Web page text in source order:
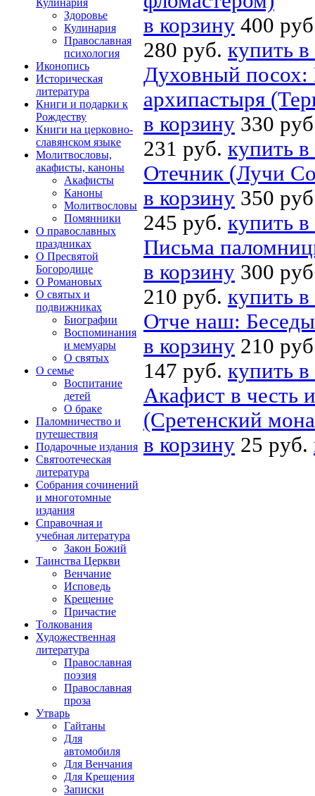
Кулинария
Здоровье
Кулинария
Православная
психология
Иконопись
Историческая
литература
Книги и подарки к
Рождеству
Книги на церковно-
славянском языке
Молитвословы,
акафисты, каноны
Акафисты
Каноны
Молитвословы
Помянники
О православных
праздниках
О Пресвятой
Богородице
О Романовых
О святых и
подвижниках
Биографии
Воспоминания
и мемуары
О святых
О семье
Воспитание
детей
О браке
Паломничество и
путешествия
Подарочные издания
Святоотеческая
литература
Собрания сочинений
и многотомные
издания
Справочная и
учебная литература
Закон Божий
Таинства Церкви
Венчание
Исповедь
Крещение
Причастие
Толкования
Художественная
литература
Православная
поэзия
Православная
проза
Утварь
Гайтаны
Для
автомобиля
Для Венчания
Для Крещения
Записки
в корзину 400
280 руб. купить
Духовный посох:
архипастыря
в корзину 330
231 руб. купить
Отечник (Лучи
в корзину 350
245 руб. купить
Письма
в корзину 300
210 руб. купить
Отче наш:
в корзину 210
147 руб. купить
Акафист в честь
(Сретенский
в корзину 25 руб.